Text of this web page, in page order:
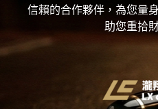
信賴的合作夥伴，為您量
助您重拾